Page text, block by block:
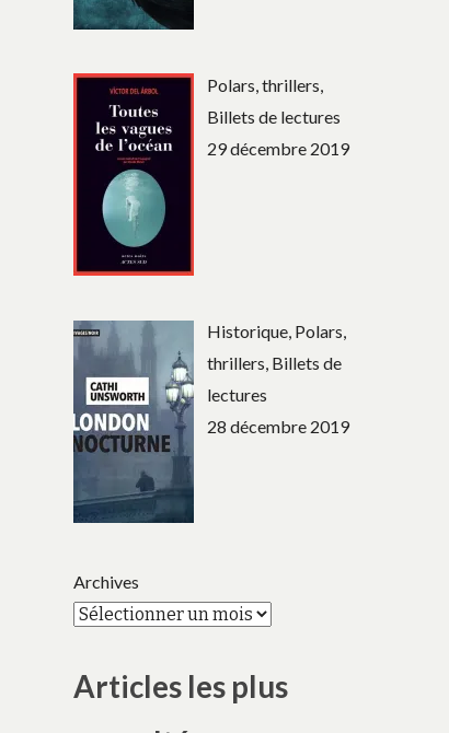
Polars, thrillers,
Billets de lectures
29 décembre 2019
Historique, Polars,
thrillers, Billets de
lectures
28 décembre 2019
Archives
Articles les plus